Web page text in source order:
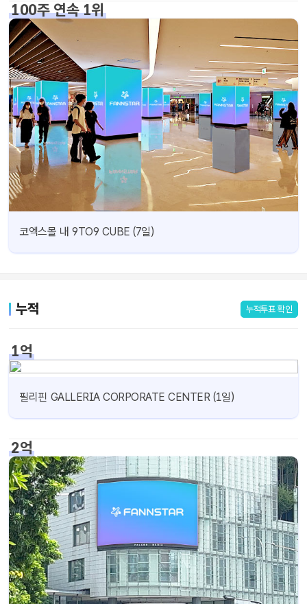
100주 연속 1위
코엑스몰 내 9TO9 CUBE (7일)
누적 누적투표 확인
1억
필리핀 GALLERIA CORPORATE CENTER (1일)
2억